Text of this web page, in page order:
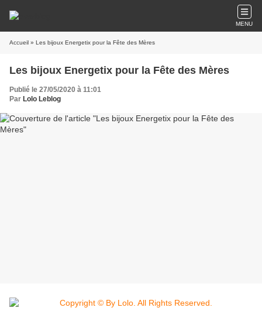
MENU
Accueil » Les bijoux Energetix pour la Fête des Mères
Les bijoux Energetix pour la Fête des Mères
Publié le 27/05/2020 à 11:01
Par Lolo Leblog